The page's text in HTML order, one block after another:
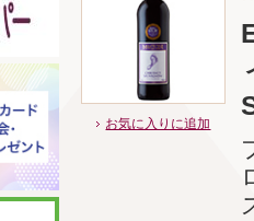
お気に入りに追加